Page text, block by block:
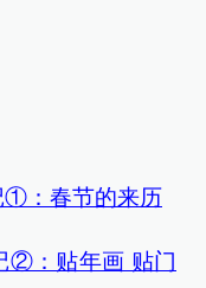
①：春节的来历
②：贴年画 贴门